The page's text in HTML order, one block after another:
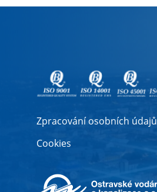
Zpracování osobních údajů
Cookies